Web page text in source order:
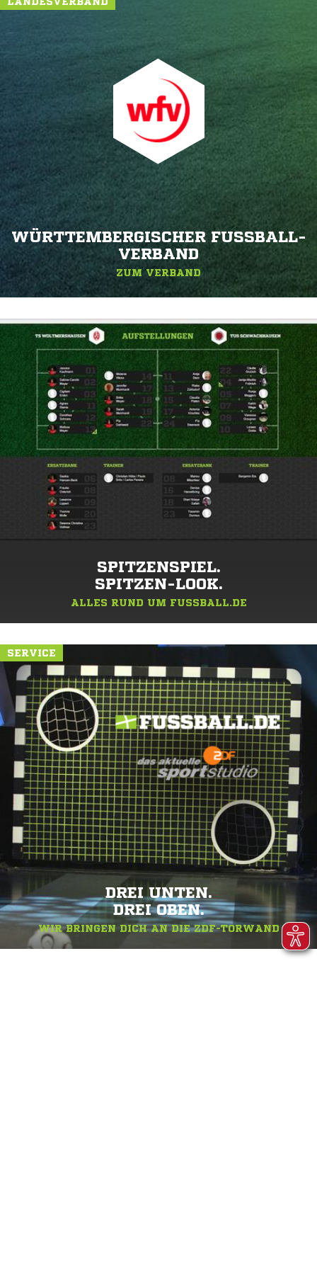
WÜRTTEMBERGISCHER FUSSBALL-V
ERBAND
ZUM VERBAND
SPITZENSPIEL.
SPITZEN-LOOK.
ALLES RUND UM FUSSBALL.DE
SERVICE
DREI UNTEN.
DREI OBEN.
WIR BRINGEN DICH AN DIE ZDF-TORWAND